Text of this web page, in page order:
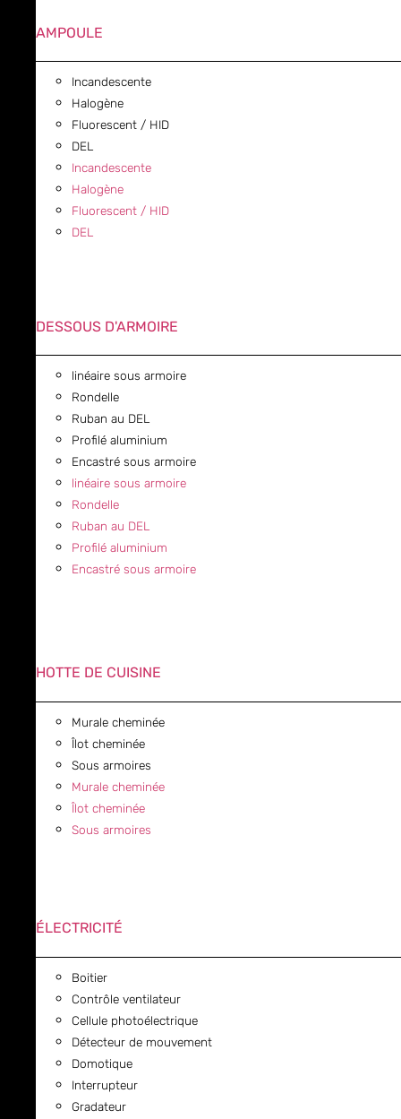
AMPOULE
Incandescente
Halogène
Fluorescent / HID
DEL
Incandescente
Halogène
Fluorescent / HID
DEL
DESSOUS D'ARMOIRE
linéaire sous armoire
Rondelle
Ruban au DEL
Profilé aluminium
Encastré sous armoire
linéaire sous armoire
Rondelle
Ruban au DEL
Profilé aluminium
Encastré sous armoire
HOTTE DE CUISINE
Murale cheminée
Îlot cheminée
Sous armoires
Murale cheminée
Îlot cheminée
Sous armoires
ÉLECTRICITÉ
Boitier
Contrôle ventilateur
Cellule photoélectrique
Détecteur de mouvement
Domotique
Interrupteur
Gradateur